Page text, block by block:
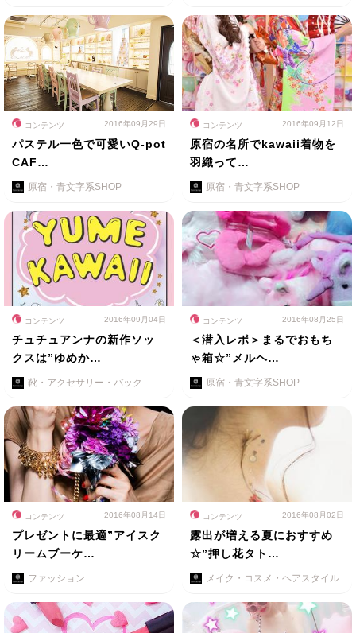
コンテンツ 2016年09月29日
パステル一色で可愛いQ-pot
CAF…
原宿・青文字系SHOP
コンテンツ 2016年09月12日
原宿の名所でkawaii着物を
羽織って…
原宿・青文字系SHOP
コンテンツ 2016年09月04日
チュチュアンナの新作ソッ
クスは”ゆめか…
靴・アクセサリー・バック
コンテンツ 2016年08月25日
＜潜入レポ＞まるでおもち
ゃ箱☆”メルヘ…
原宿・青文字系SHOP
コンテンツ 2016年08月14日
プレゼントに最適”アイスク
リームブーケ…
ファッション
コンテンツ 2016年08月02日
露出が増える夏におすすめ
☆”押し花タト…
メイク・コスメ・ヘアスタイル